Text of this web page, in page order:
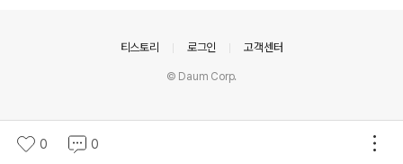
0 0
티스토리 로그인 고객센터
© Daum Corp.